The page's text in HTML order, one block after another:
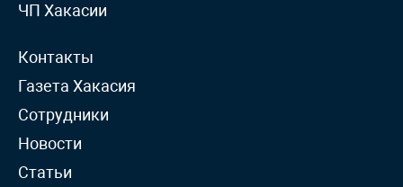
ЧП Хакасии
Контакты
Газета Хакасия
Сотрудники
Новости
Статьи